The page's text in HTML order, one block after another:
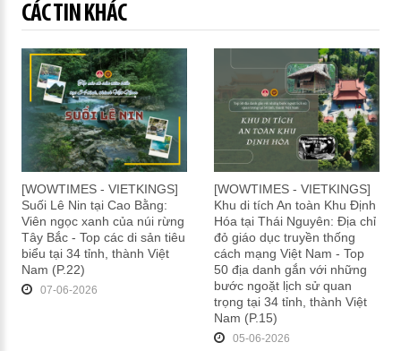
CÁC TIN KHÁC
[WOWTIMES - VIETKINGS]
Suối Lê Nin tại Cao Bằng:
Viên ngọc xanh của núi rừng
Tây Bắc - Top các di sản tiêu
biểu tại 34 tỉnh, thành Việt
Nam (P.22)
07-06-2026
[WOWTIMES - VIETKINGS]
Khu di tích An toàn Khu Định
Hóa tại Thái Nguyên: Địa chỉ
đỏ giáo dục truyền thống
cách mạng Việt Nam - Top
50 địa danh gắn với những
bước ngoặt lịch sử quan
trọng tại 34 tỉnh, thành Việt
Nam (P.15)
05-06-2026